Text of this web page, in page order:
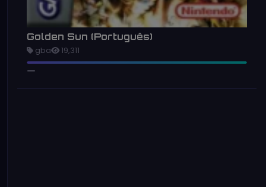
Golden Sun (Português)
gba 19,311